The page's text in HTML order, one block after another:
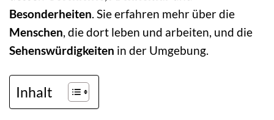
Besonderheiten. Sie erfahren mehr über die
Menschen, die dort leben und arbeiten, und die
Sehenswürdigkeiten in der Umgebung.
Inhalt